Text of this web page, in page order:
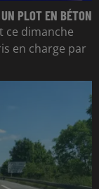
PLOT EN BÉTON
ce dimanche
en charge par